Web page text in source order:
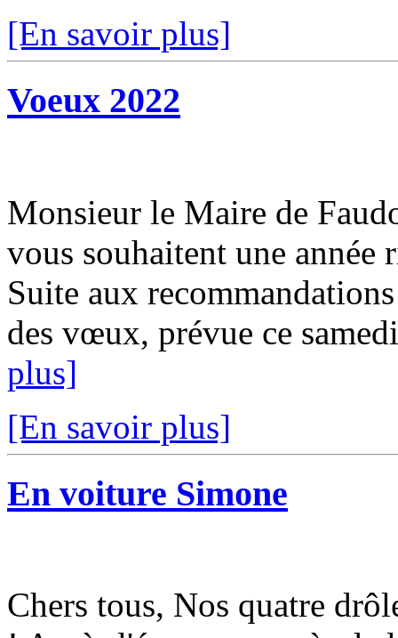
[En savoir plus]
Voeux 2022
Monsieur le Maire de
vous souhaitent une année
Suite aux
des vœux, prévue ce
plus]
[En savoir plus]
En voiture Simone
Chers tous, Nos quatre